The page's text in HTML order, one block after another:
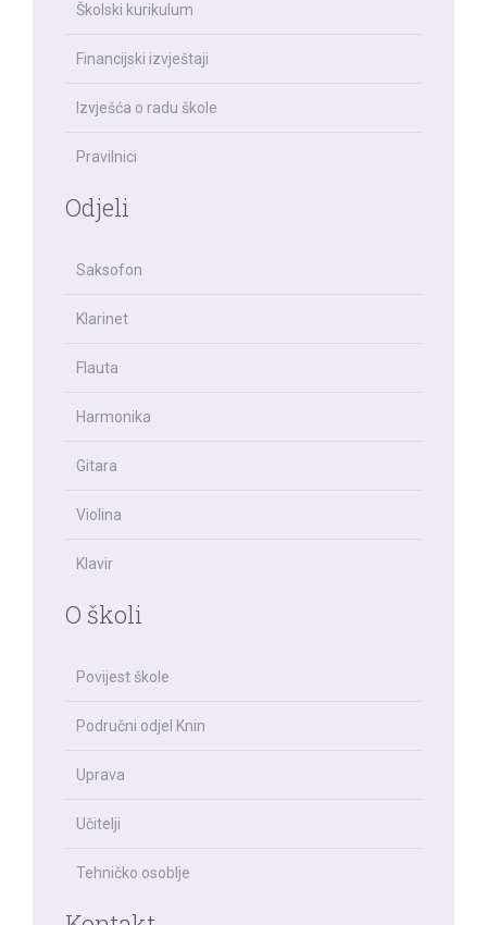
Školski kurikulum
Financijski izvještaji
Izvješća o radu škole
Pravilnici
Odjeli
Saksofon
Klarinet
Flauta
Harmonika
Gitara
Violina
Klavir
O školi
Povijest škole
Područni odjel Knin
Uprava
Učitelji
Tehničko osoblje